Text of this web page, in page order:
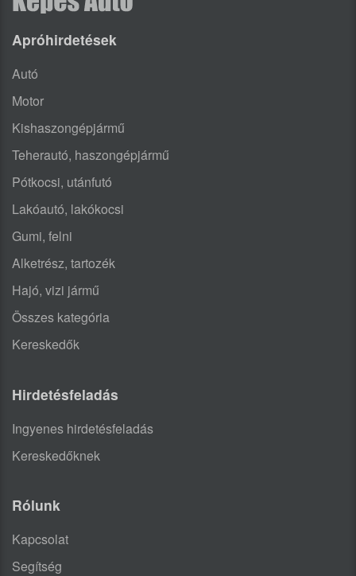
Apróhirdetések
Autó
Motor
Kishaszongépjármű
Teherautó, haszongépjármű
Pótkocsi, utánfutó
Lakóautó, lakókocsi
Gumi, felni
Alketrész, tartozék
Hajó, vizi jármű
Összes kategória
Kereskedők
Hirdetésfeladás
Ingyenes hirdetésfeladás
Kereskedőknek
Rólunk
Kapcsolat
Segítség